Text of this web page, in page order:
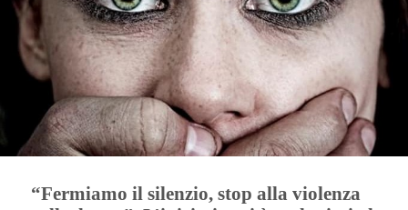
“Fermiamo il silenzio, stop alla violenza